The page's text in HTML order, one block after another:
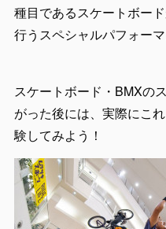
種目であるスケートボー
行うスペシャルパフォー
スケートボード・BMXの
がった後には、実際にこ
験してみよう！